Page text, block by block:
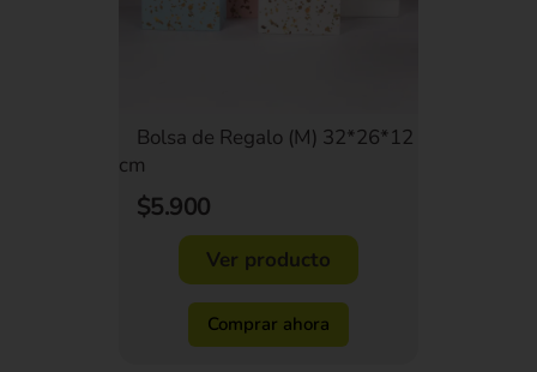
Bolsa de Regalo (M) 32*26*12
cm
$5.900
Ver producto
Comprar ahora